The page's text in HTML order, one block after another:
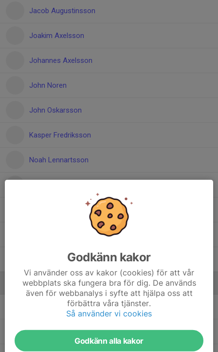
Jacob Augustinsson
Joakim Axelsson
Johannes Axelsson
John Noren
John Oskarsson
Kasper Fredriksson
Noah Lennartsson
Tommy Haug Johansson
Viktor Johansson
Ledare
Daniel NilssonTränare
Mattias PeterssonLagledare
Godkänn kakor
Vi använder oss av kakor (cookies) för att vår
webbplats ska fungera bra för dig. De används
även för webbanalys i syfte att hjälpa oss att
förbättra våra tjänster.
Så använder vi cookies
Godkänn alla kakor